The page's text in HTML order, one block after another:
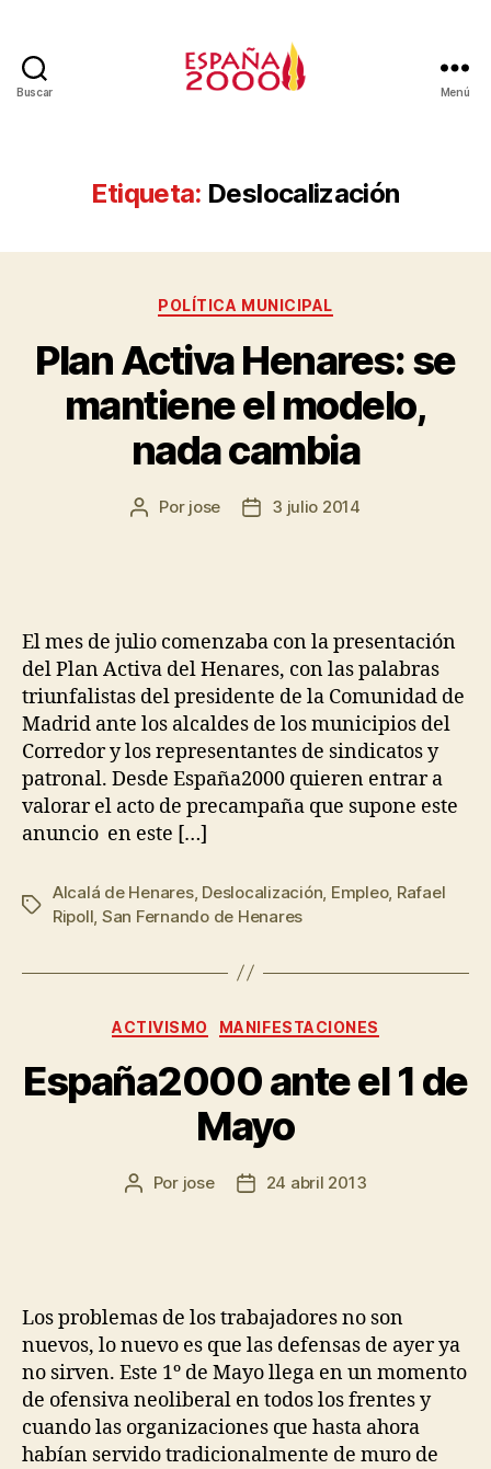
Buscar Menú
Etiqueta: Deslocalización
POLÍTICA MUNICIPAL
Plan Activa Henares: se
mantiene el modelo,
nada cambia
Por jose 3 julio 2014
El mes de julio comenzaba con la presentación
del Plan Activa del Henares, con las palabras
triunfalistas del presidente de la Comunidad de
Madrid ante los alcaldes de los municipios del
Corredor y los representantes de sindicatos y
patronal. Desde España2000 quieren entrar a
valorar el acto de precampaña que supone este
anuncio en este […]
Alcalá de Henares, Deslocalización Empleo, Rafael
Ripoll San Fernando de Henares
ACTIVISMO MANIFESTACIONES
España2000 ante el 1 de
Mayo
Por jose 24 abril 2013
Los problemas de los trabajadores no son
nuevos, lo nuevo es que las defensas de ayer ya
no sirven. Este 1º de Mayo llega en un momento
de ofensiva neoliberal en todos los frentes y
cuando las organizaciones que hasta ahora
habían servido tradicionalmente de muro de